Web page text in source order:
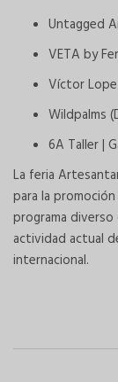
Untagged
VETA by
Víctor
Wildpalms
6A Taller |
La feria
para la
programa
actividad actual
internacional.